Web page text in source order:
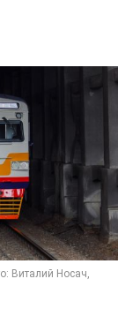
Виталий Носач,